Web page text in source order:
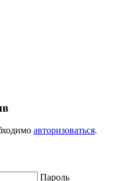
авторизоваться.
Пароль